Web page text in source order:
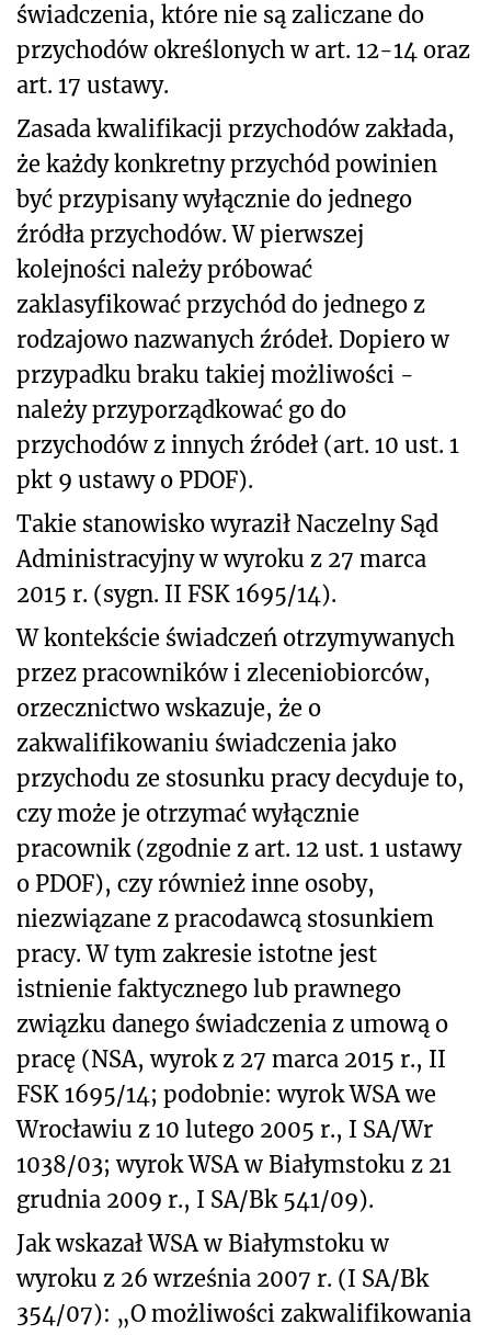
świadczenia, które nie są zaliczane do
przychodów określonych w art. 12-14 oraz
art. 17 ustawy.
Zasada kwalifikacji przychodów zakłada,
że każdy konkretny przychód powinien
być przypisany wyłącznie do jednego
źródła przychodów. W pierwszej
kolejności należy próbować
zaklasyfikować przychód do jednego z
rodzajowo nazwanych źródeł. Dopiero w
przypadku braku takiej możliwości -
należy przyporządkować go do
przychodów z innych źródeł (art. 10 ust. 1
pkt 9 ustawy o PDOF).
Takie stanowisko wyraził Naczelny Sąd
Administracyjny w wyroku z 27 marca
2015 r. (sygn. II FSK 1695/14).
W kontekście świadczeń otrzymywanych
przez pracowników i zleceniobiorców,
orzecznictwo wskazuje, że o
zakwalifikowaniu świadczenia jako
przychodu ze stosunku pracy decyduje to,
czy może je otrzymać wyłącznie
pracownik (zgodnie z art. 12 ust. 1 ustawy
o PDOF), czy również inne osoby,
niezwiązane z pracodawcą stosunkiem
pracy. W tym zakresie istotne jest
istnienie faktycznego lub prawnego
związku danego świadczenia z umową o
pracę (NSA, wyrok z 27 marca 2015 r., II
FSK 1695/14; podobnie: wyrok WSA we
Wrocławiu z 10 lutego 2005 r., I SA/Wr
1038/03; wyrok WSA w Białymstoku z 21
grudnia 2009 r., I SA/Bk 541/09).
Jak wskazał WSA w Białymstoku w
wyroku z 26 września 2007 r. (I SA/Bk
354/07): „O możliwości zakwalifikowania